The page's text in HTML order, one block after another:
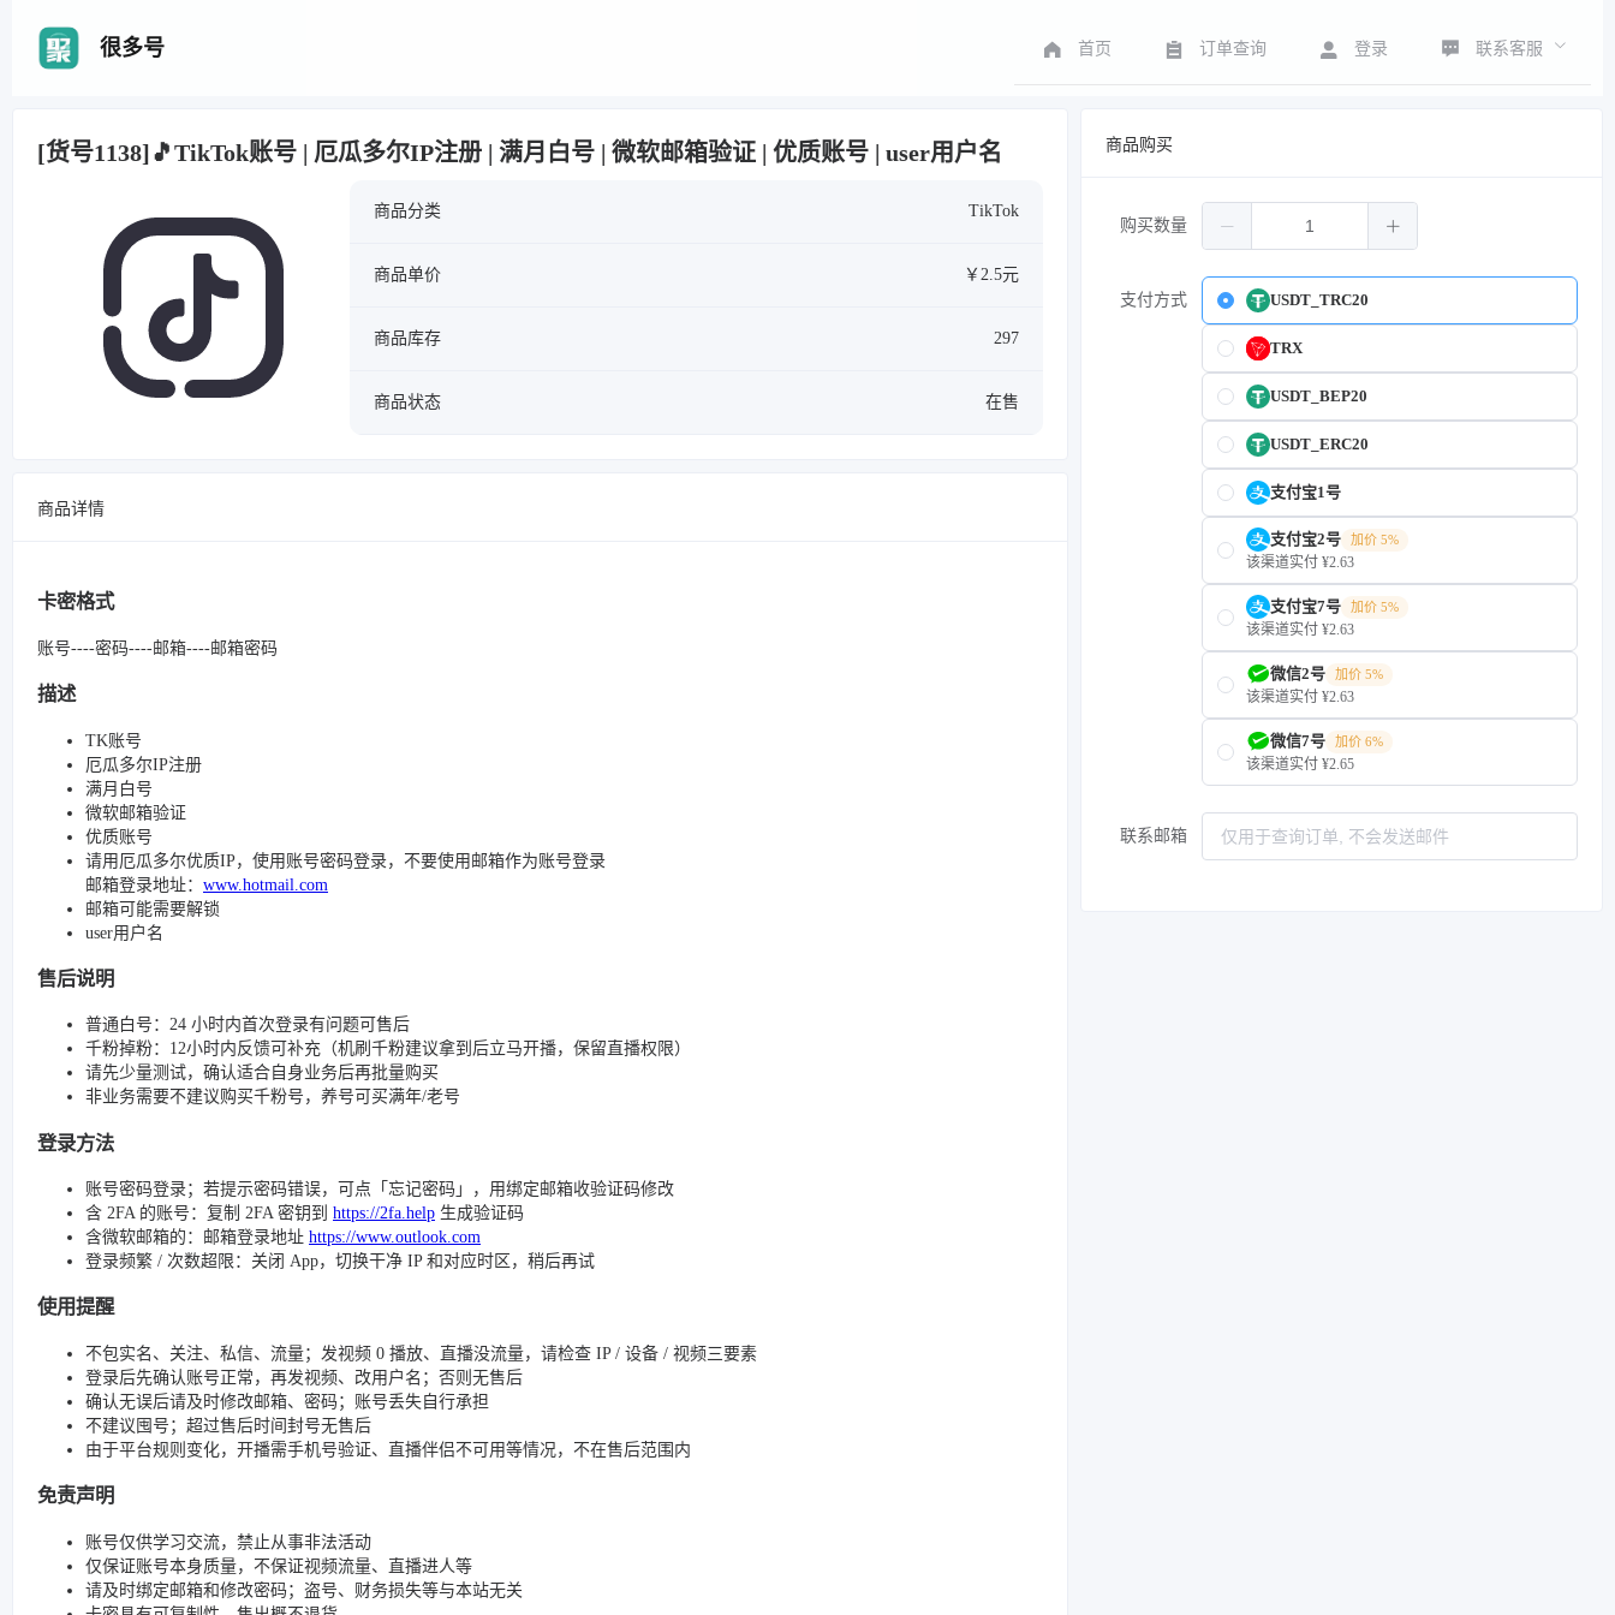
很多号 首页 订单查询 登录 联系客服
[货号1138]🎵TikTok账号 | 厄瓜多尔IP注册 | 满月白号 | 微软邮箱验证 | 优质账号 | user用户名
商品分类 TikTok
商品单价 ￥2.5元
商品库存 297
商品状态 在售
商品详情
卡密格式
账号----密码----邮箱----邮箱密码
描述
TK账号
厄瓜多尔IP注册
满月白号
微软邮箱验证
优质账号
请用厄瓜多尔优质IP，使用账号密码登录，不要使用邮箱作为账号登录
邮箱登录地址： www.hotmail.com
邮箱可能需要解锁
user用户名
售后说明
普通白号：24 小时内首次登录有问题可售后
千粉掉粉：12小时内反馈可补充（机刷千粉建议拿到后立马开播，保留直播权限）
请先少量测试，确认适合自身业务后再批量购买
非业务需要不建议购买千粉号，养号可买满年/老号
登录方法
账号密码登录；若提示密码错误，可点「忘记密码」，用绑定邮箱收验证码修改
含 2FA 的账号：复制 2FA 密钥到 https://2fa.help 生成验证码
含微软邮箱的：邮箱登录地址 https://www.outlook.com
登录频繁 / 次数超限：关闭 App，切换干净 IP 和对应时区，稍后再试
使用提醒
不包实名、关注、私信、流量；发视频 0 播放、直播没流量，请检查 IP / 设备 / 视频三要素
登录后先确认账号正常，再发视频、改用户名；否则无售后
确认无误后请及时修改邮箱、密码；账号丢失自行承担
不建议囤号；超过售后时间封号无售后
由于平台规则变化，开播需手机号验证、直播伴侣不可用等情况，不在售后范围内
免责声明
账号仅供学习交流，禁止从事非法活动
仅保证账号本身质量，不保证视频流量、直播进人等
请及时绑定邮箱和修改密码；盗号、财务损失等与本站无关
商品购买
购买数量
支付方式 USDT_TRC20
TRX
USDT_BEP20
USDT_ERC20
支付宝1号
支付宝2号 加价 5%
该渠道实付 ¥2.63
支付宝7号 加价 5%
该渠道实付 ¥2.63
微信2号 加价 5%
该渠道实付 ¥2.63
微信7号 加价 6%
该渠道实付 ¥2.65
联系邮箱